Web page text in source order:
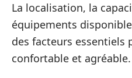
La localisation, la
équipements
des facteurs
confortable et agréable.